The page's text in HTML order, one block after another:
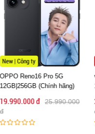
Sắp hết hàng
vivo iQOO 15 Ultra
16GB|512GB (Cũ 99%)
20.190.000 đ
24.990.000